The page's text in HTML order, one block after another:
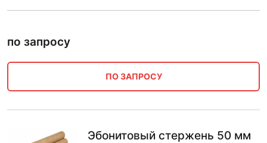
по запросу
ПО ЗАПРОСУ
Эбонитовый стержень 50 мм